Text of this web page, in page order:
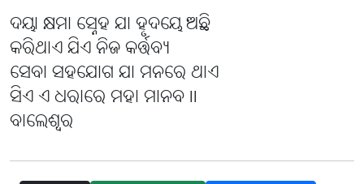
ଦୟା କ୍ଷମା ସ୍ନେହ ଯା ହୃଦୟେ ଅଛି
କରିଥାଏ ଯିଏ ନିଜ କର୍ତ୍ତବ୍ୟ
ସେବା ସହଯୋଗ ଯା ମନରେ ଥାଏ
ସିଏ ଏ ଧରାରେ ମହା ମାନବ ll
ବାଲେଶ୍ୱର